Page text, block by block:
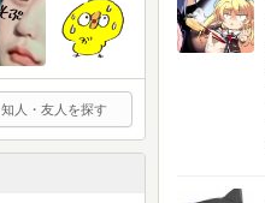
知人・友人を探す